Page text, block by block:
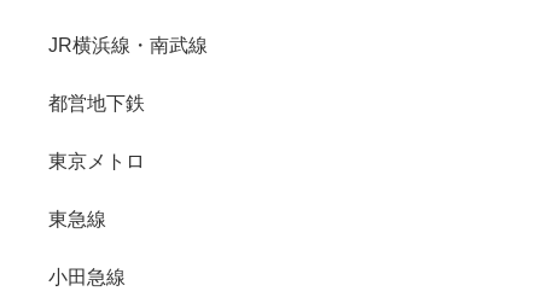
JR横浜線・南武線
都営地下鉄
東京メトロ
東急線
小田急線